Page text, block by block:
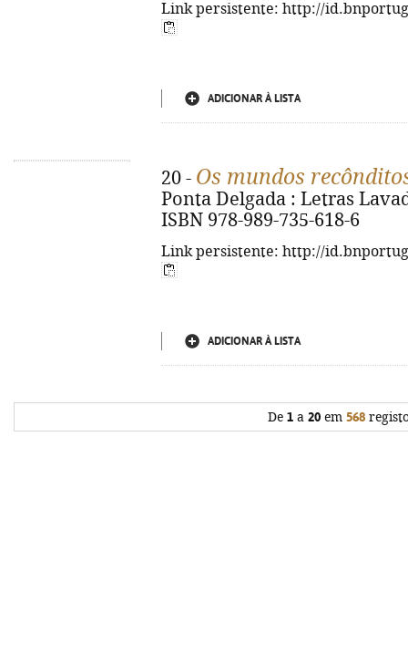
Link persistente: http://
ADICIONAR À LISTA
20 - Os mundos
Ponta Delgada : Letras
ISBN 978-989-735-618-6
Link persistente: http://
ADICIONAR À LISTA
De 1 a 20 em 568